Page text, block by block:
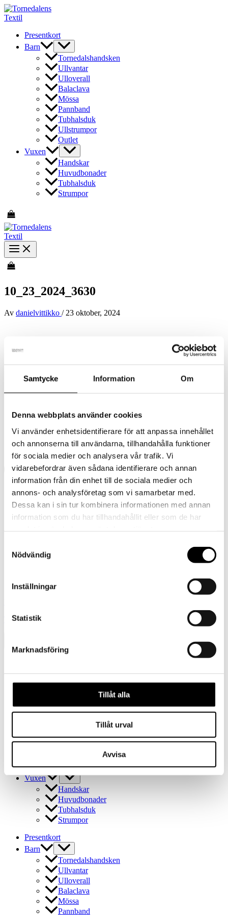
Samtycke Information Om
Denna webbplats använder cookies
Vi använder enhetsidentifierare för att anpassa innehållet
och annonserna till användarna, tillhandahålla funktioner
för sociala medier och analysera vår trafik. Vi
vidarebefordrar även sådana identifierare och annan
information från din enhet till de sociala medier och
annons- och analysföretag som vi samarbetar med.
Dessa kan i sin tur kombinera informationen med annan
information som du har tillhandahållit eller som de har
Nödvändig
Inställningar
Statistik
Marknadsföring
Tillåt alla
Tillåt urval
Avvisa
Hoppa
till
Presentkort
Barn
Tornedalshandsken
Ullvantar
Ulloverall
Balaclava
Mössa
Pannband
Tubhalsduk
Ullstrumpor
Outlet
Vuxen
Handskar
Huvudbonader
Tubhalsduk
Strumpor
10_23_2024_3630
Av danielvittikko / 23 oktober, 2024
Tornedalshandske – Svart – Ekstra forsterket
Barn
Tornedalshandsken
Ulloverall
Balaclava
Pannband
Outlet
Vuxen
Handskar
Huvudbonader
Tubhalsduk
Strumpor
Presentkort
Barn
Tornedalshandsken
Ullvantar
Ulloverall
Balaclava
Mössa
Pannband